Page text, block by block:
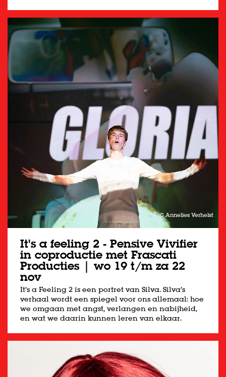
© Annelies Verhelst
It's a feeling 2 - Pensive Vivifier
in coproductie met Frascati
Producties | wo 19 t/m za 22
nov
It’s a Feeling 2 is een portret van Silva. Silva’s
verhaal wordt een spiegel voor ons allemaal: hoe
we omgaan met angst, verlangen en nabijheid,
en wat we daarin kunnen leren van elkaar.